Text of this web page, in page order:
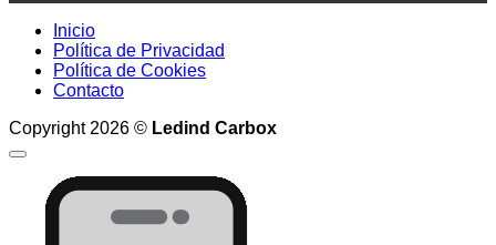
Inicio
Política de Privacidad
Política de Cookies
Contacto
Copyright 2026 © Ledind Carbox